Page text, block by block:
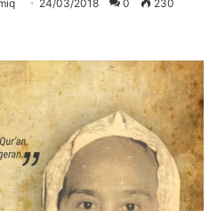
24/03/2018 0 230